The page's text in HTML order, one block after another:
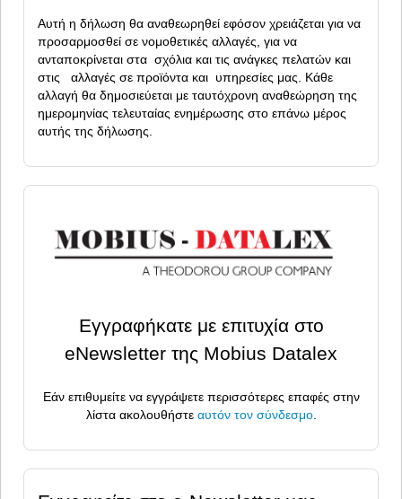
Αυτή η δήλωση θα αναθεωρηθεί εφόσον χρειάζεται για να
προσαρμοσθεί σε νομοθετικές αλλαγές, για να
ανταποκρίνεται στα σχόλια και τις ανάγκες πελατών και
στις αλλαγές σε προϊόντα και υπηρεσίες μας. Κάθε
αλλαγή θα δημοσιεύεται με ταυτόχρονη αναθεώρηση της
ημερομηνίας τελευταίας ενημέρωσης στο επάνω μέρος
αυτής της δήλωσης.
Εγγραφήκατε με επιτυχία στο
eNewsletter της Mobius Datalex
Εάν επιθυμείτε να εγγράψετε περισσότερες επαφές στην
λίστα ακολουθήστε αυτόν τον σύνδεσμο.